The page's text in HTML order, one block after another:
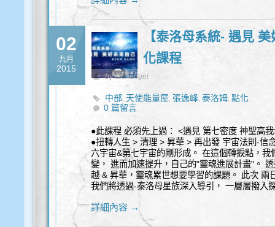
02
九月
2015
【泰洛母系統- 遇見
化課程
by archangel
中部, 天使能量屋, 張逸峰,泰洛姆,點化
0 篇留言
●此課程 必須先上過： <遇見 第七密度 神聖高
●扭轉人生 > 清理 > 昇華 > 再出發 宇宙法則-信
六宇宙&第七宇宙的剛形成。 在這個轉捩點，
變， 進而加速提升，自己的"靈魂進展計畫"。
越 & 昇華，靈魂累世想要學習的課題。 此次 兩
我們將透過-泰洛母星族深入導引， 一層層撥入
詳細內容 →